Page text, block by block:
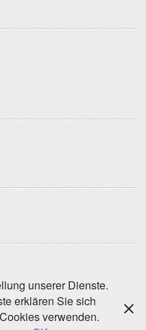
. Design:SemPress
unserer Dienste.
erklären Sie sich
verwenden.